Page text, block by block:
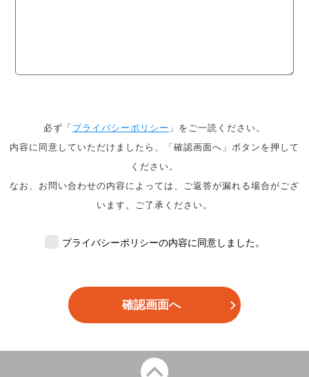
必ず「 プライバシーポリシー 」をご一読ください。
内容に同意していただけましたら、「確認画面へ」ボタンを押して
ください。
なお、お問い合わせの内容によっては、ご返答が漏れる場合がござ
います。ご了承ください。
プライバシーポリシーの内容に同意しました。